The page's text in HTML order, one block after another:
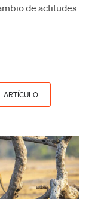
de actitudes
ARTÍCULO